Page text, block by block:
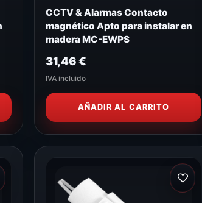
CCTV & Alarmas Contacto
magnético Apto para instalar en
madera MC-EWPS
31,46€
IVA incluido
AÑADIR AL CARRITO